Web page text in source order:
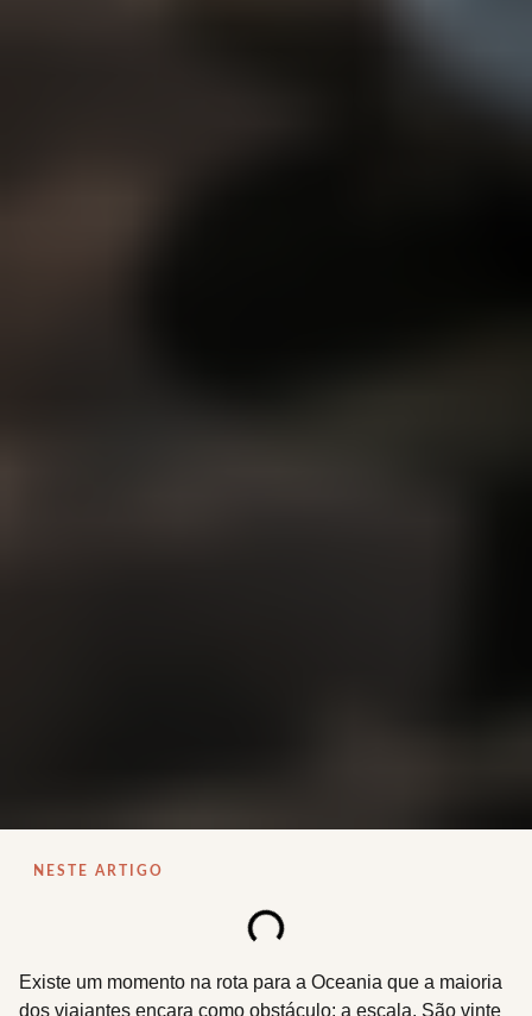
NESTE ARTIGO
Existe um momento na rota para a Oceania que a maioria
dos viajantes encara como obstáculo: a escala. São vinte